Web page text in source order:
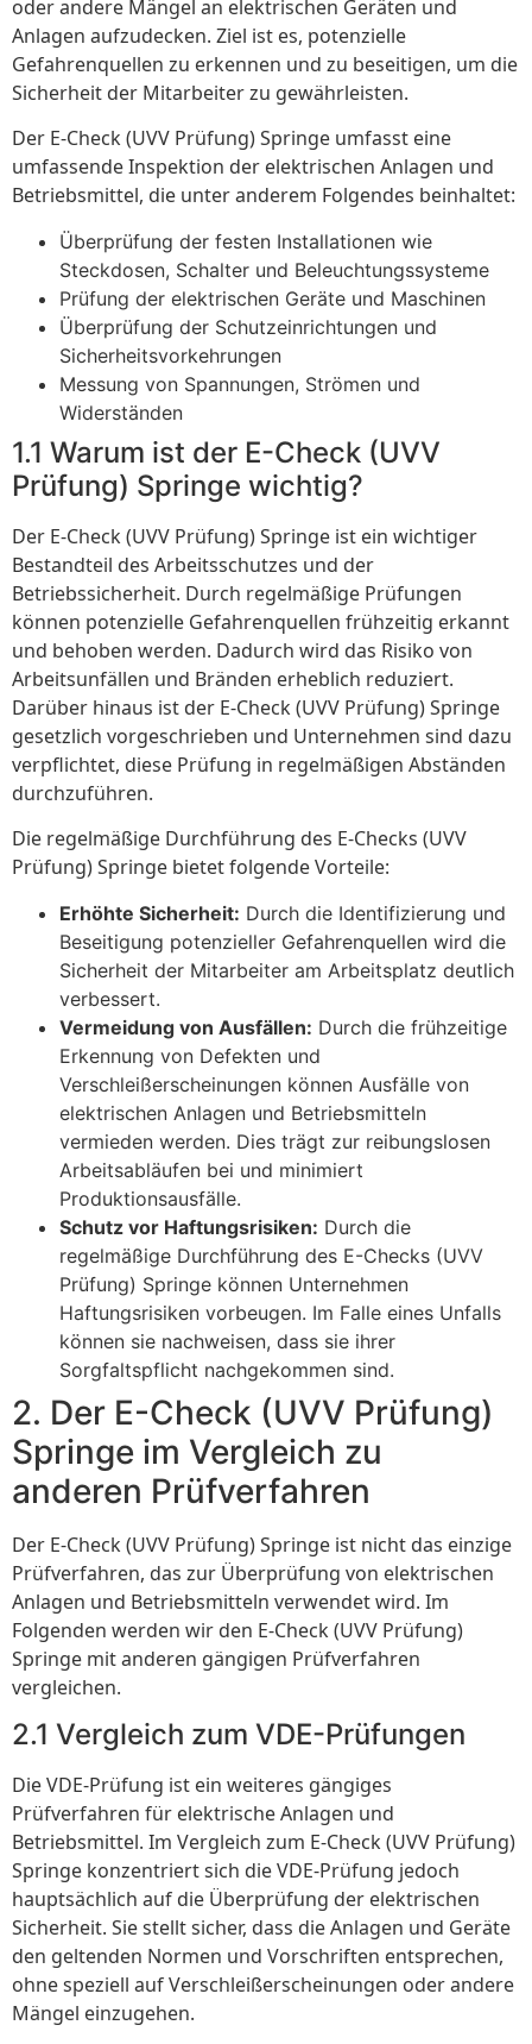
oder andere Mängel an elektrischen Geräten und
Anlagen aufzudecken. Ziel ist es, potenzielle
Gefahrenquellen zu erkennen und zu beseitigen, um die
Sicherheit der Mitarbeiter zu gewährleisten.
Der E-Check (UVV Prüfung) Springe umfasst eine
umfassende Inspektion der elektrischen Anlagen und
Betriebsmittel, die unter anderem Folgendes beinhaltet:
Überprüfung der festen Installationen wie
Steckdosen, Schalter und Beleuchtungssysteme
Prüfung der elektrischen Geräte und Maschinen
Überprüfung der Schutzeinrichtungen und
Sicherheitsvorkehrungen
Messung von Spannungen, Strömen und
Widerständen
1.1 Warum ist der E-Check (UVV
Prüfung) Springe wichtig?
Der E-Check (UVV Prüfung) Springe ist ein wichtiger
Bestandteil des Arbeitsschutzes und der
Betriebssicherheit. Durch regelmäßige Prüfungen
können potenzielle Gefahrenquellen frühzeitig erkannt
und behoben werden. Dadurch wird das Risiko von
Arbeitsunfällen und Bränden erheblich reduziert.
Darüber hinaus ist der E-Check (UVV Prüfung) Springe
gesetzlich vorgeschrieben und Unternehmen sind dazu
verpflichtet, diese Prüfung in regelmäßigen Abständen
durchzuführen.
Die regelmäßige Durchführung des E-Checks (UVV
Prüfung) Springe bietet folgende Vorteile:
Erhöhte Sicherheit: Durch die Identifizierung und
Beseitigung potenzieller Gefahrenquellen wird die
Sicherheit der Mitarbeiter am Arbeitsplatz deutlich
verbessert.
Vermeidung von Ausfällen: Durch die frühzeitige
Erkennung von Defekten und
Verschleißerscheinungen können Ausfälle von
elektrischen Anlagen und Betriebsmitteln
vermieden werden. Dies trägt zur reibungslosen
Arbeitsabläufen bei und minimiert
Produktionsausfälle.
Schutz vor Haftungsrisiken: Durch die
regelmäßige Durchführung des E-Checks (UVV
Prüfung) Springe können Unternehmen
Haftungsrisiken vorbeugen. Im Falle eines Unfalls
können sie nachweisen, dass sie ihrer
Sorgfaltspflicht nachgekommen sind.
2. Der E-Check (UVV Prüfung)
Springe im Vergleich zu
anderen Prüfverfahren
Der E-Check (UVV Prüfung) Springe ist nicht das einzige
Prüfverfahren, das zur Überprüfung von elektrischen
Anlagen und Betriebsmitteln verwendet wird. Im
Folgenden werden wir den E-Check (UVV Prüfung)
Springe mit anderen gängigen Prüfverfahren
vergleichen.
2.1 Vergleich zum VDE-Prüfungen
Die VDE-Prüfung ist ein weiteres gängiges
Prüfverfahren für elektrische Anlagen und
Betriebsmittel. Im Vergleich zum E-Check (UVV Prüfung)
Springe konzentriert sich die VDE-Prüfung jedoch
hauptsächlich auf die Überprüfung der elektrischen
Sicherheit. Sie stellt sicher, dass die Anlagen und Geräte
den geltenden Normen und Vorschriften entsprechen,
ohne speziell auf Verschleißerscheinungen oder andere
Mängel einzugehen.